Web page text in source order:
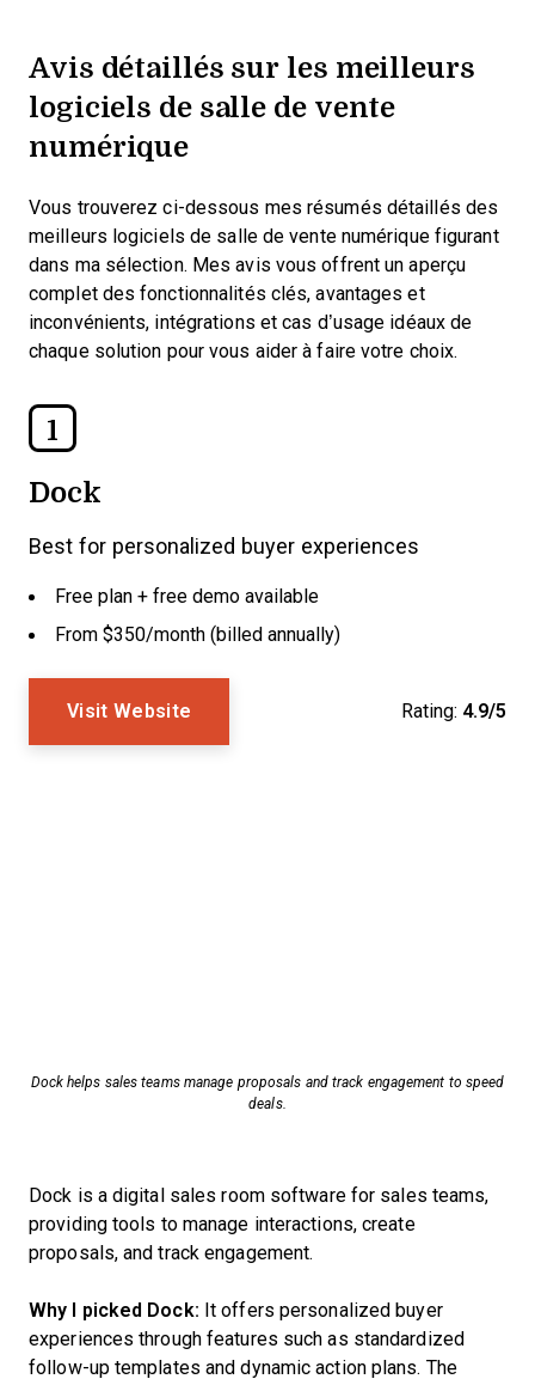
Avis détaillés sur les meilleurs
logiciels de salle de vente
numérique
Vous trouverez ci-dessous mes résumés détaillés des
meilleurs logiciels de salle de vente numérique figurant
dans ma sélection. Mes avis vous offrent un aperçu
complet des fonctionnalités clés, avantages et
inconvénients, intégrations et cas d’usage idéaux de
chaque solution pour vous aider à faire votre choix.
1
Dock
Best for personalized buyer experiences
Free plan + free demo available
From $350/month (billed annually)
Visit Website Rating: 4.9/5
Dock helps sales teams manage proposals and track engagement to speed
deals.
Dock is a digital sales room software for sales teams,
providing tools to manage interactions, create
proposals, and track engagement.
Why I picked Dock: It offers personalized buyer
experiences through features such as standardized
follow-up templates and dynamic action plans. The